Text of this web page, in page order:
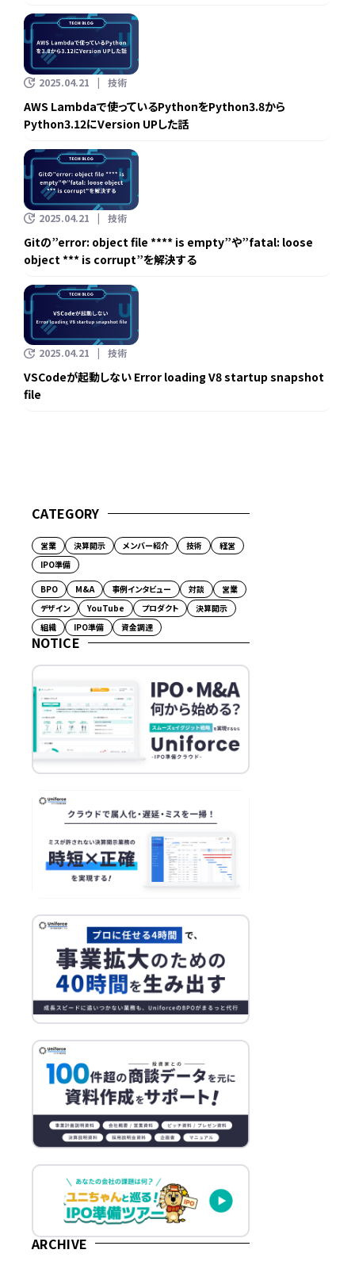
2025.04.21 技術
AWS Lambdaで使っているPythonをPython3.8から
Python3.12にVersion UPした話
2025.04.21 技術
Gitの”error: object file **** is empty”や”fatal: loose
object *** is corrupt”を解決する
2025.04.21 技術
VSCodeが起動しない Error loading V8 startup snapshot
file
CATEGORY
営業 決算開示 メンバー紹介 技術
経営
IPO準備
BPO M&A 事例インタビュー 対談
営業
デザイン
YouTube プロダクト
決算開示
組織
IPO準備 資金調達
NOTICE
ARCHIVE